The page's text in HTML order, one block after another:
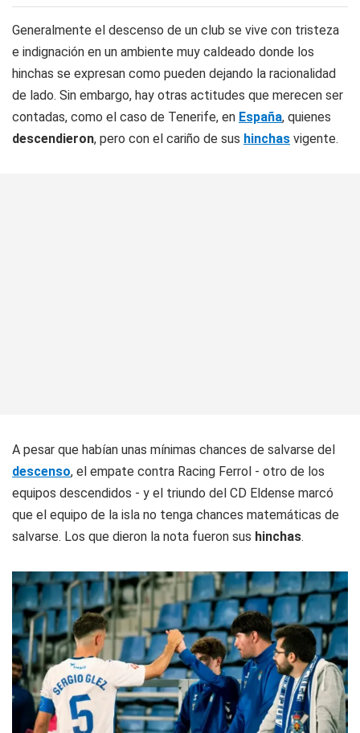
Generalmente el descenso de un club se vive con tristeza
e indignación en un ambiente muy caldeado donde los
hinchas se expresan como pueden dejando la racionalidad
de lado. Sin embargo, hay otras actitudes que merecen ser
contadas, como el caso de Tenerife, en España, quienes
descendieron, pero con el cariño de sus hinchas vigente.
A pesar que habían unas mínimas chances de salvarse del
descenso, el empate contra Racing Ferrol - otro de los
equipos descendidos - y el triundo del CD Eldense marcó
que el equipo de la isla no tenga chances matemáticas de
salvarse. Los que dieron la nota fueron sus hinchas.